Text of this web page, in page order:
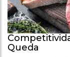
Queda